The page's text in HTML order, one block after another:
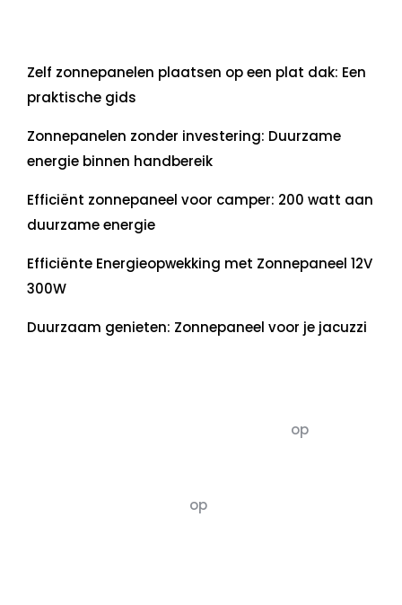
Zelf zonnepanelen plaatsen op een plat dak: Een
praktische gids
Zonnepanelen zonder investering: Duurzame
energie binnen handbereik
Efficiënt zonnepaneel voor camper: 200 watt aan
duurzame energie
Efficiënte Energieopwekking met Zonnepaneel 12V
300W
Duurzaam genieten: Zonnepaneel voor je jacuzzi
op
op